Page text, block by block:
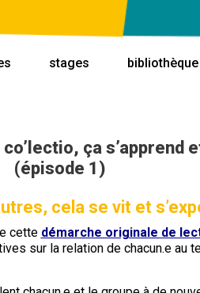
stages bibliothèque
ça s’apprend
(épisode 1)
cela se vit et
cette démarche originale de
sur la relation de chacun.e au